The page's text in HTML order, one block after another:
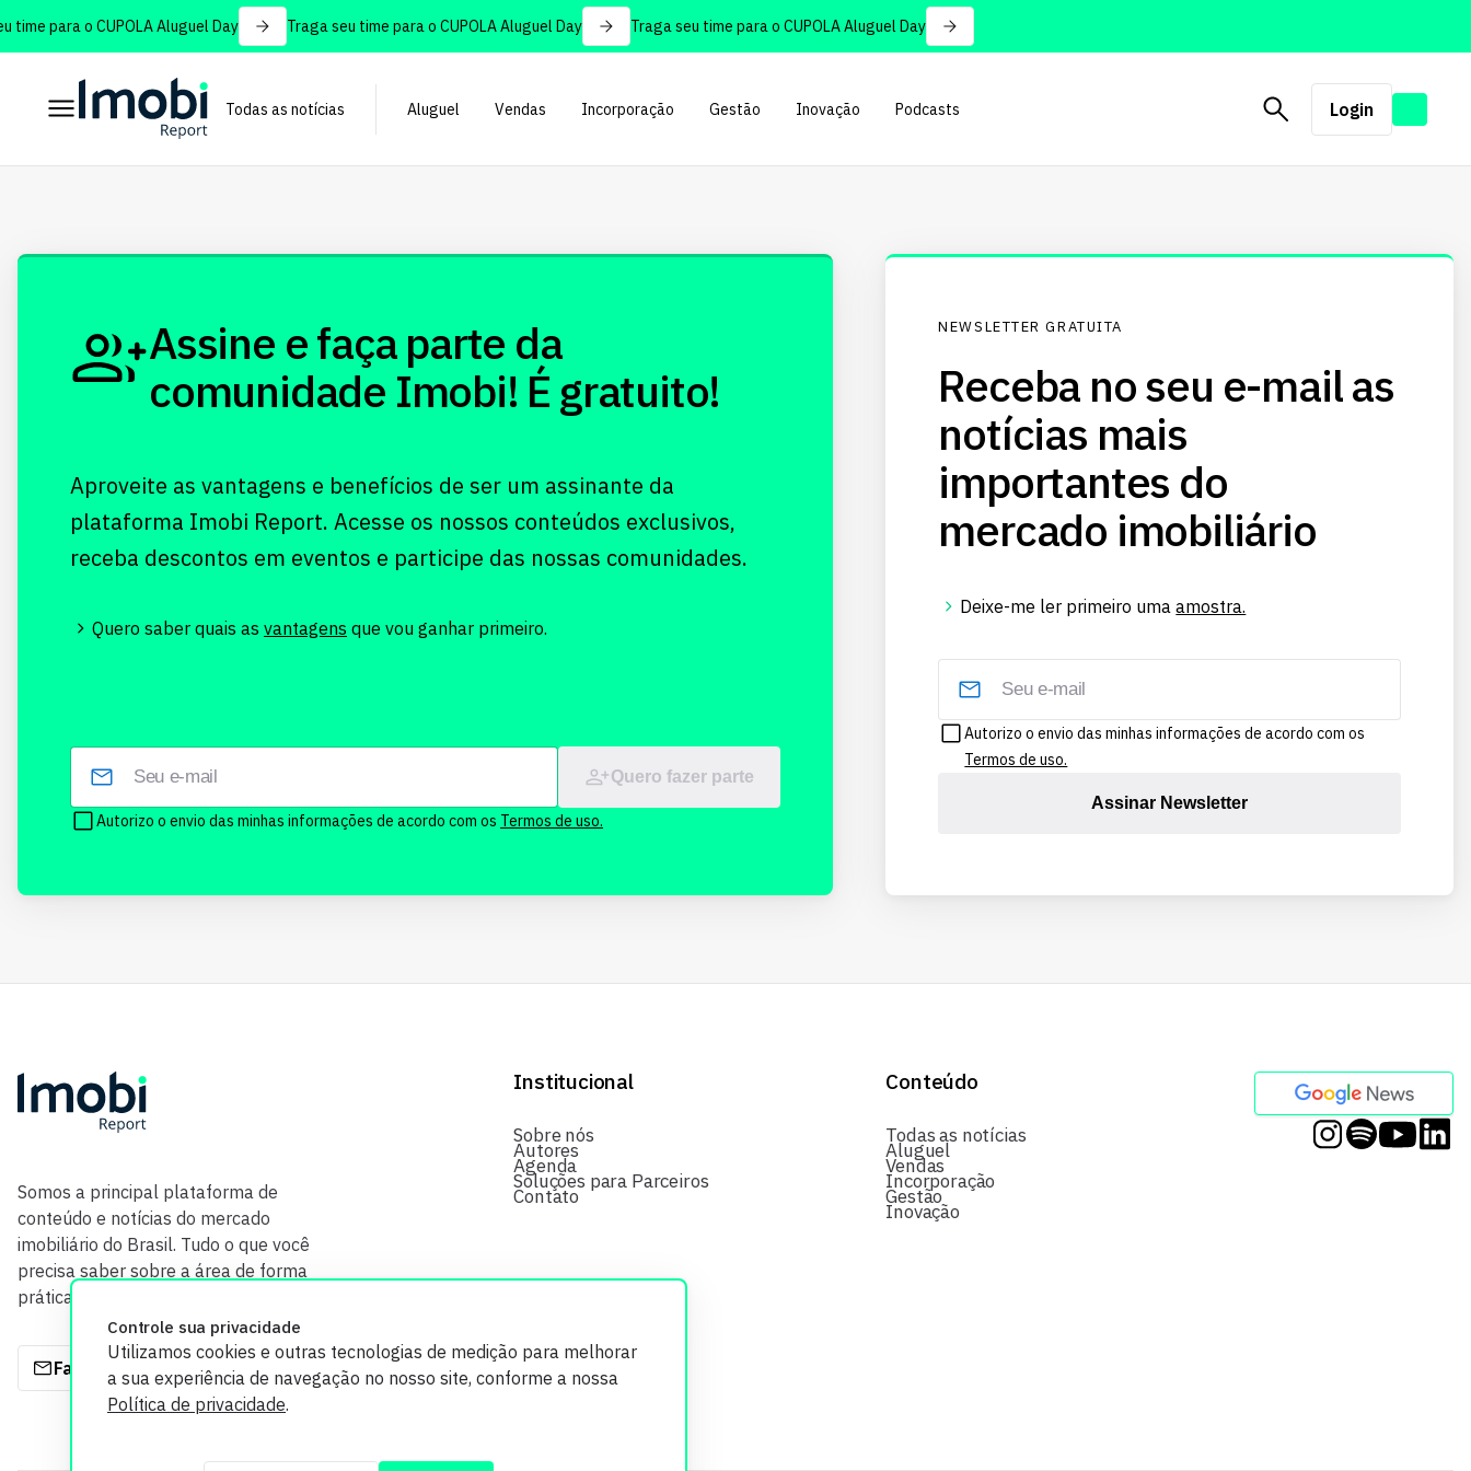
para o CUPOLA Aluguel Day Traga seu time para o CUPOLA Aluguel Day Traga seu time para o CUPOLA Aluguel Day
Todas as notícias Aluguel Vendas Incorporação Gestão Inovação Podcasts Login
Controle sua privacidade
Utilizamos cookies e outras tecnologias de medição para melhorar
a sua experiência de navegação no nosso site, conforme a nossa
Política de privacidade.
Assine e faça parte da
comunidade Imobi! É gratuito!
Aproveite as vantagens e benefícios de ser um assinante da
plataforma Imobi Report. Acesse os nossos conteúdos exclusivos,
receba descontos em eventos e participe das nossas comunidades.
Quero saber quais as vantagens que vou ganhar primeiro.
Quero fazer parte
Autorizo o envio das minhas informações de acordo com os Termos de uso.
NEWSLETTER GRATUITA
Receba no seu e-mail as
notícias mais
importantes do
mercado imobiliário
Deixe-me ler primeiro umaamostra.
Autorizo o envio das minhas informações de acordo com os
Termos de uso.
Assinar Newsletter
Somos a principal plataforma de
conteúdo e notícias do mercado
imobiliário do Brasil. Tudo o que você
precisa saber sobre a área de forma
prática e com credibilidade.
Fale com a gente
Institucional
Sobre nós
Autores
Agenda
Soluções para Parceiros
Contato
Conteúdo
Todas as notícias
Aluguel
Vendas
Incorporação
Gestão
Inovação